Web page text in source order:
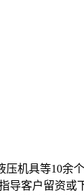
具等10余
客户留资或